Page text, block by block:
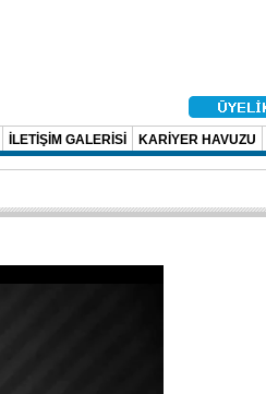
İLETİŞİM GALERİSİ KARİYER HAVUZU